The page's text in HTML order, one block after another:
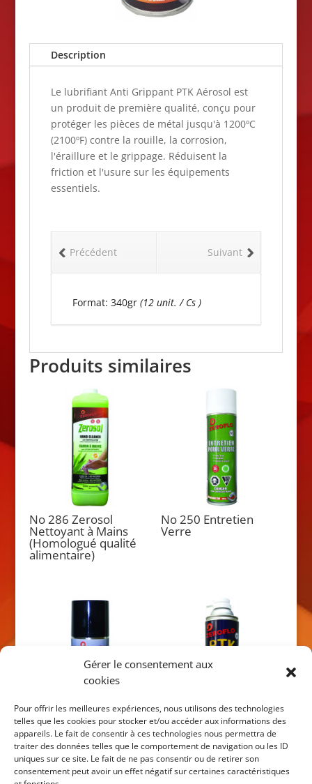
Gérer le consentement aux
cookies
Pour offrir les meilleures expériences, nous utilisons des technologies
telles que les cookies pour stocker et/ou accéder aux informations des
appareils. Le fait de consentir à ces technologies nous permettra de
traiter des données telles que le comportement de navigation ou les ID
uniques sur ce site. Le fait de ne pas consentir ou de retirer son
consentement peut avoir un effet négatif sur certaines caractéristiques
Description
Le lubrifiant Anti Grippant PTK Aérosol est
un produit de première qualité, conçu pour
protéger les pièces de métal jusqu'à 1200ºC
(2100ºF) contre la rouille, la corrosion,
l'éraillure et le grippage. Réduisent la
friction et l'usure sur les équipements
essentiels.
Suivant
Précédent
Format: 340gr(12 unit. / Cs )
Produits similaires
No 286 Zerosol
Nettoyant à Mains
(Homologué qualité
alimentaire)
No 250 Entretien
Verre
No 611 PTK Entretien
Système d’Admission
d’Air
No 242 PTK, Entretien
Papillon & Système
d’Admission d’air